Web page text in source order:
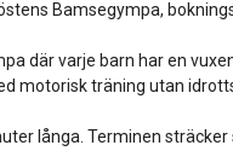
Bamsegympa,
där varje barn har en
motorisk träning utan
långa. Terminen